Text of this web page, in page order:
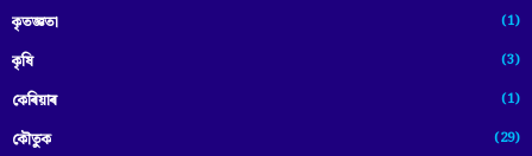
কৃতজ্ঞতা (1)
কৃষি (3)
কেৰিয়াৰ (1)
কৌতুক (29)